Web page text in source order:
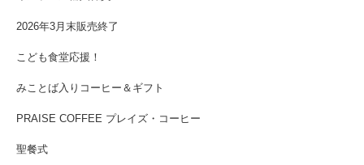
2026年3月末販売終了
こども食堂応援！
みことば入りコーヒー＆ギフト
PRAISE COFFEE プレイズ・コーヒー
聖餐式